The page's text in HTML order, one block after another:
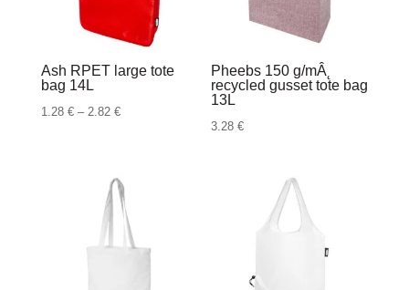
Ash RPET large tote
bag 14L
1.28 € – 2.82 €Raspon
1.28 €
do
2.82 €
Pheebs 150 g/mÂ˛
recycled gusset tote bag
13L
3.28€